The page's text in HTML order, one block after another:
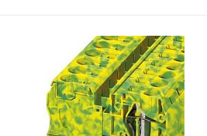
Запросить цену
Купить в 1 клик Сравнение
В избранное Под заказ